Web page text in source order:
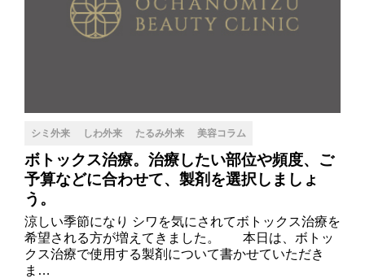
シミ外来 しわ外来 たるみ外来 美容コラム
ボトックス治療。治療したい部位や頻度、ご
予算などに合わせて、製剤を選択しましょ
う。
涼しい季節になり シワを気にされてボトックス治療を
希望される方が増えてきました。 本日は、ボトッ
クス治療で使用する製剤について書かせていただき
ま…